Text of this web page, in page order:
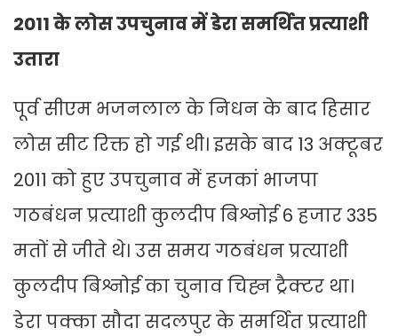
2011 के लोस उपचुनाव में डेरा समर्थित प्रत्याशी
उतारा
पूर्व सीएम भजनलाल के निधन के बाद हिसार
लोस सीट रिक्त हो गई थी। इसके बाद 13 अक्टूबर
2011 को हुए उपचुनाव में हजकां भाजपा
गठबंधन प्रत्याशी कुलदीप बिश्नोई 6 हजार 335
मतों से जीते थे। उस समय गठबंधन प्रत्याशी
कुलदीप बिश्नोई का चुनाव चिह्न ट्रैक्टर था।
डेरा पक्का सौदा सदलपुर के समर्थित प्रत्याशी